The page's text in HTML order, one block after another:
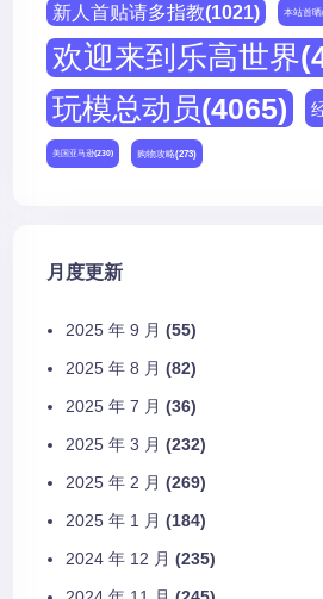
新人首贴请多指教(1021) 本站首晒
欢迎来到乐高世界
玩模总动员(4065)
美国亚马逊(230) 购物攻略(273)
月度更新
2025 年 9 月 (55)
2025 年 8 月 (82)
2025 年 7 月 (36)
2025 年 3 月 (232)
2025 年 2 月 (269)
2025 年 1 月 (184)
2024 年 12 月 (235)